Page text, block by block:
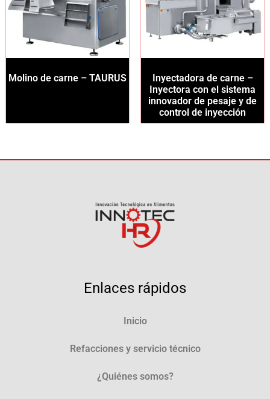
Molino de carne – TAURUS
Inyectadora de carne –
Inyectora con el sistema
innovador de pesaje y de
control de inyección
Enlaces rápidos
Inicio
Refacciones y servicio técnico
¿Quiénes somos?